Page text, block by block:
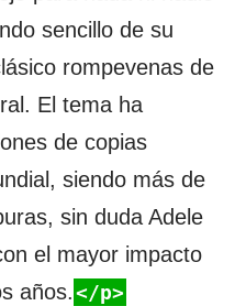
sencillo de su
rompevenas de
El tema ha
de copias
siendo más de
sin duda Adele
el mayor impacto
años.</p>